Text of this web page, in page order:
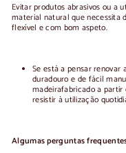
Evitar produtos abrasivos ou a
material natural que necessita
flexível e com bom aspeto.
Se está a pensar renovar
duradouro e de fácil
madeirafabricado a partir
resistir à utilização
Algumas perguntas